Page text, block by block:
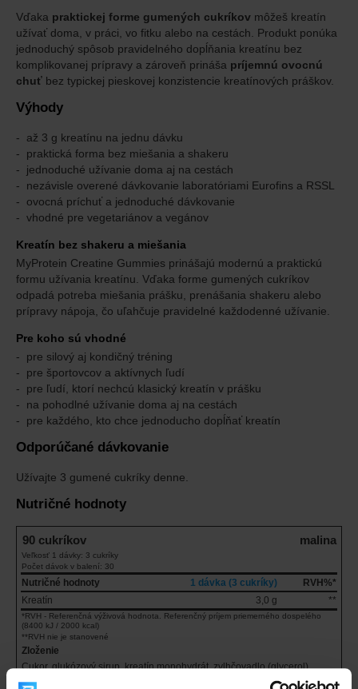
Vďaka praktickej forme gumených cukríkov môžeš kreatín
užívať doma, v práci, vo fitku alebo na cestách. Produkt ponúka
jednoduchý spôsob pravidelného dopĺňania kreatínu bez
komplikovanej prípravy a zároveň prináša príjemnú ovocnú
chuť bez typickej pieskovej konzistencie kreatínových práškov.
Výhody
až 3 g kreatínu na jednu dávku
praktická forma bez miešania a shakeru
jednoduché užívanie doma aj na cestách
nezávisle overené dávkovanie laboratóriami Eurofins a RSSL
ovocná príchuť a jednoduché dávkovanie
vhodné pre vegetariánov a vegánov
Kreatín bez shakeru a miešania
MyProtein Creatine Gummies prinášajú modernú a praktickú
formu užívania kreatínu. Vďaka forme gumených cukríkov
odpadá potreba miešania prášku, prenášania shakeru alebo
prípravy nápoja, čo uľahčuje pravidelné každodenné užívanie.
Pre koho sú vhodné
pre silový aj kondičný tréning
pre športovcov a aktívnych ľudí
pre ľudí, ktorí nechcú klasický kreatín v prášku
na pohodlné užívanie doma aj na cestách
pre každého, kto chce jednoducho dopĺňať kreatín
Odporúčané dávkovanie
Užívajte 3 gumené cukríky denne.
Nutričné hodnoty
90 cukríkov malina
Veľkosť 1 dávky: 3 cukríky
Počet dávok v balení: 30
Nutričné hodnoty 1 dávka (3 cukríky)
RVH%*
Kreatín
3,0 g **
*RVH - Referenčná výživová hodnota. Referenčný príjem priemerného dospelého
(8400 kJ / 2000 kcal)
**RVH nie je stanovené
Zloženie
Cukor, glukózový sirup, kreatín monohydrát, zvlhčovadlo (glycerol),
voda, želírujúca látka (pektíny), regulátory kyslosti (trinátriumcitrát,